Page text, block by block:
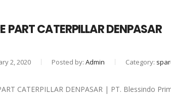
PART CATERPILLAR DENPASAR
2, 2020 Posted by: Admin Category:
CATERPILLAR DENPASAR | PT. Blessindo